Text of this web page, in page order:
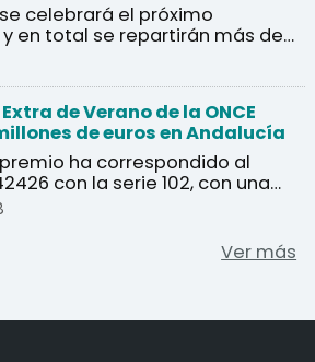
celebrará el próximo
en total se repartirán más de
de Verano de la ONCE
de euros en Andalucía
ha correspondido al
con la serie 102, con una
20 millo ...
Ver más